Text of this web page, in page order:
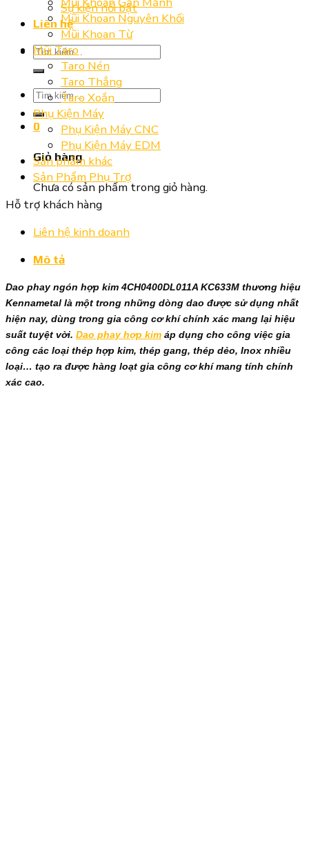
Sự kiện nổi bật
Liên hệ
Tìm
kiếm:
Tìm
kiếm:
0
Giỏ hàng
Chưa có sản phẩm trong giỏ hàng.
Mũi Khoan Nguyên Khối
Mũi Khoan Từ
Mũi Taro
Taro Nén
Taro Thẳng
Taro Xoắn
Phụ Kiện Máy
Phụ Kiện Máy CNC
Phụ Kiện Máy EDM
Sản phẩm khác
Sản Phẩm Phụ Trợ
Hỗ trợ khách hàng
Liên hệ kinh doanh
Mô tả
Dao phay ngón hợp kim 4CH0400DL011A KC633M thương hiệu
Kennametal là một trong những dòng dao được sử dụng nhất
hiện nay, dùng trong gia công cơ khí chính xác mang lại hiệu
suất tuyệt vời. Dao phay hợp kim áp dụng cho công việc gia
công các loại thép hợp kim, thép gang, thép dẻo, Inox nhiều
loại… tạo ra được hàng loạt gia công cơ khí mang tính chính
xác cao.